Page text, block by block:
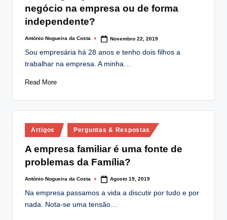
negócio na empresa ou de forma
independente?
Posted
António Nogueira da Costa Novembro 22, 2019
Sou empresária há 28 anos e tenho dois filhos a
trabalhar na empresa. A minha…
Read More
Posted
in
Artigos Perguntas & Respostas
A empresa familiar é uma fonte de
problemas da Família?
Posted
António Nogueira da Costa Agosto 19, 2019
Na empresa passamos a vida a discutir por tudo e por
nada. Nota-se uma tensão…